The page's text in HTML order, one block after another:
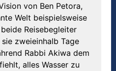
von Ben Petora,
Welt beispielsweise
Reisebegleiter
zweieinhalb Tage
Rabbi Akiwa dem
alles Wasser zu